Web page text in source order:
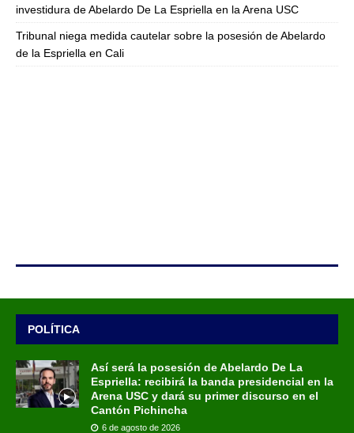
investidura de Abelardo De La Espriella en la Arena USC
Tribunal niega medida cautelar sobre la posesión de Abelardo
de la Espriella en Cali
POLÍTICA
Así será la posesión de Abelardo De La
Espriella: recibirá la banda presidencial en la
Arena USC y dará su primer discurso en el
Cantón Pichincha
6 de agosto de 2026